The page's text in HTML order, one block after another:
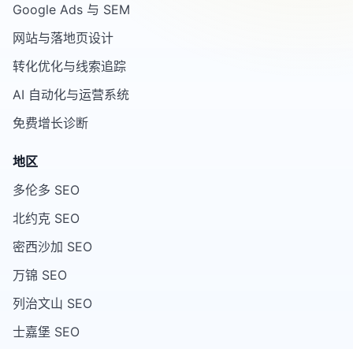
Google Ads 与 SEM
网站与落地页设计
转化优化与线索追踪
AI 自动化与运营系统
免费增长诊断
地区
多伦多 SEO
北约克 SEO
密西沙加 SEO
万锦 SEO
列治文山 SEO
士嘉堡 SEO